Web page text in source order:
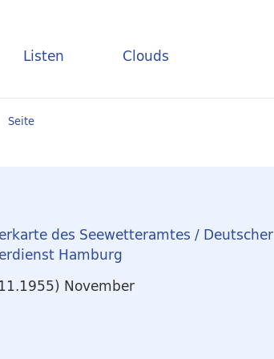
Listen Clouds
Seite
des Seewetteramtes / Deutscher
Hamburg
November